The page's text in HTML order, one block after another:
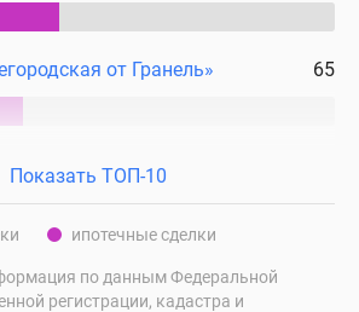
от Гранель» 65
Показать ТОП-10
ипотечные сделки
по данным Федеральной
регистрации, кадастра и